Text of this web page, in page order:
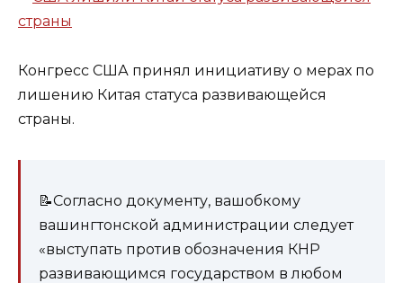
Конгресс США принял инициативу о мерах по
лишению Китая статуса развивающейся
страны.
📝Согласно документу, вашобкому
вашингтонской администрации следует
«выступать против обозначения КНР
развивающимся государством в любом